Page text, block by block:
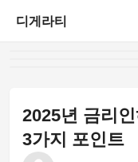
디게라티
2025년 금리
3가지 포인트